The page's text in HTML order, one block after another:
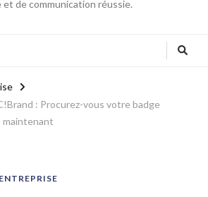
et de communication réussie.
: Procurez-vous votre badge
maintenant
ENTREPRISE